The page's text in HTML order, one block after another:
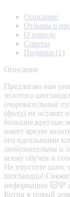
Описание
Отзывы о
О породе
Советы
Подарки (1)
Описание
Предлагаю вам
золотого
очаровательные
(фолд) не оставят
имеет яркую
его идеальными
любознательны и
всему обучен и
Не упустите шанс
шотландца!
информации 🐱💛
Котик в новый